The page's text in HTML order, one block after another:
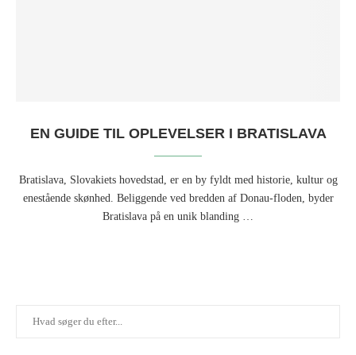
EN GUIDE TIL OPLEVELSER I BRATISLAVA
Bratislava, Slovakiets hovedstad, er en by fyldt med historie, kultur og
enestående skønhed. Beliggende ved bredden af Donau-floden, byder
Bratislava på en unik blanding …